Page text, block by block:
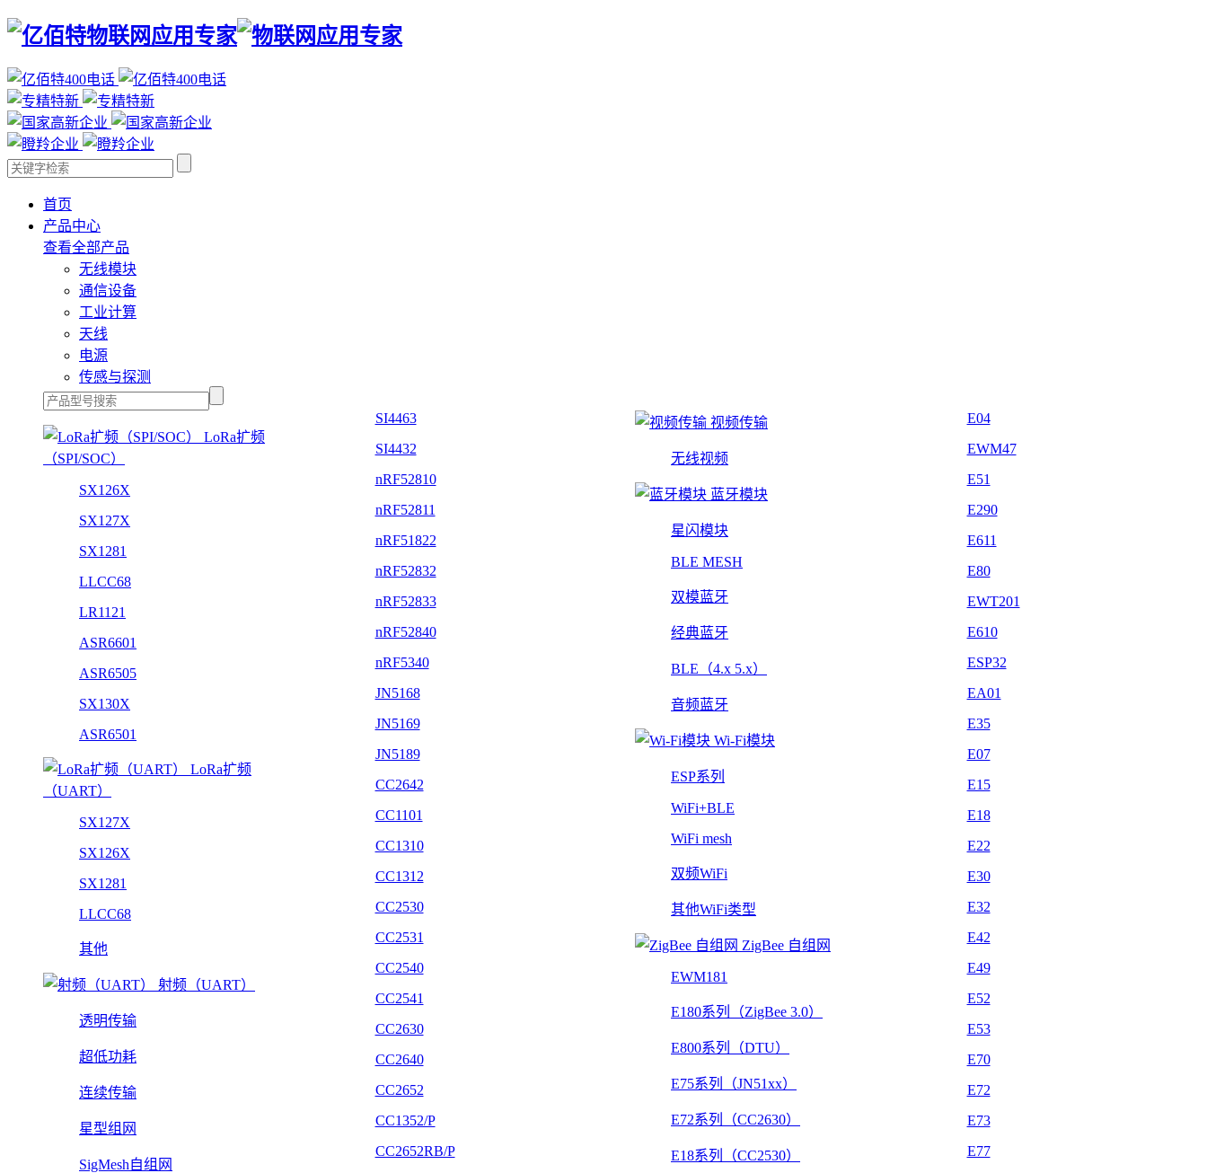
首页
产品中心
查看全部产品
无线模块
通信设备
工业计算
天线
电源
传感与探测
LoRa扩频
（SPI/SOC）
SX126X
SX127X
SX1281
LLCC68
LR1121
ASR6601
ASR6505
SX130X
ASR6501
LoRa扩频
（UART）
SX127X
SX126X
SX1281
LLCC68
其他
射频（UART）
透明传输
超低功耗
连续传输
星型组网
SigMesh自组网
SI4463
SI4432
nRF52810
nRF52811
nRF51822
nRF52832
nRF52833
nRF52840
nRF5340
JN5168
JN5169
JN5189
CC2642
CC1101
CC1310
CC1312
CC2530
CC2531
CC2540
CC2541
CC2630
CC2640
CC2652
CC1352/P
CC2652RB/P
视频传输
无线视频
蓝牙模块
星闪模块
BLE MESH
双模蓝牙
经典蓝牙
BLE（4.x 5.x）
音频蓝牙
Wi-Fi模块
ESP系列
WiFi+BLE
WiFi mesh
双频WiFi
其他WiFi类型
ZigBee 自组网
EWM181
E180系列（ZigBee 3.0）
E800系列（DTU）
E75系列（JN51xx）
E72系列（CC2630）
E18系列（CC2530）
E04
EWM47
E51
E290
E611
E80
EWT201
E610
ESP32
EA01
E35
E07
E15
E18
E22
E30
E32
E42
E49
E52
E53
E70
E72
E73
E77